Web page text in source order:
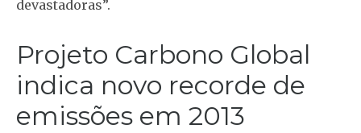
devastadoras”.
Projeto Carbono Global
indica novo recorde de
emissões em 2013